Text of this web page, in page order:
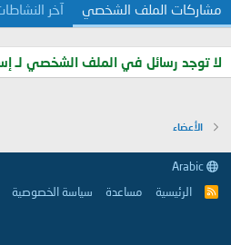
مشاركات الملف الشخصي آخر
لا توجد رسائل في الملف الشخصي لـ
الأعضاء
R
الرئيسية مساعدة سياسة الخصوصية